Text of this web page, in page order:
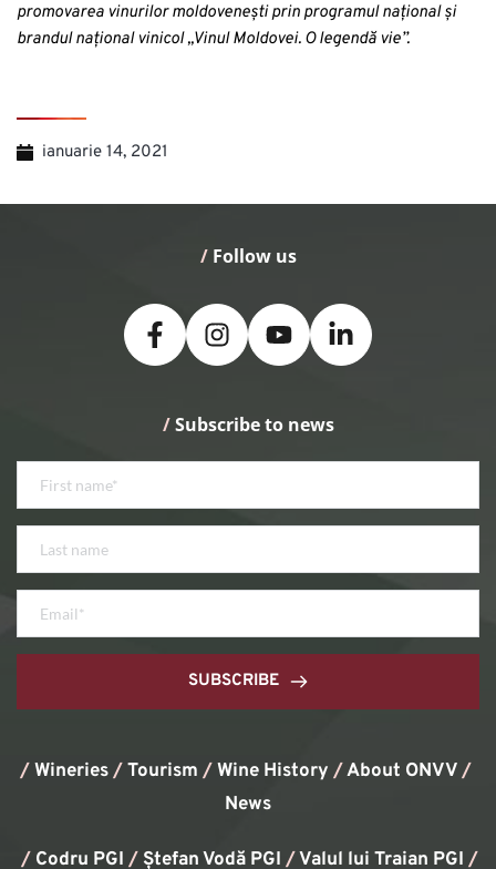
promovarea vinurilor moldovenești prin programul național și
brandul național vinicol „Vinul Moldovei. O legendă vie”.
ianuarie 14, 2021
/ Follow us
/ Subscribe to news
SUBSCRIBE
/Wineries/Tourism /Wine History / About ONVV/
News
/ Codru PGI / Ștefan Vodă PGI /Valul lui Traian PGI